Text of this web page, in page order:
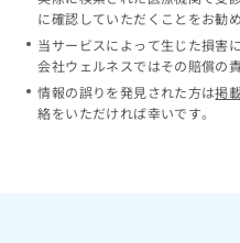
に確認していただくことをお勧め
当サービスによって生じた損害
会社ウェルネスではその賠償の
情報の誤りを発見された方は掲
絡をいただければ幸いです。